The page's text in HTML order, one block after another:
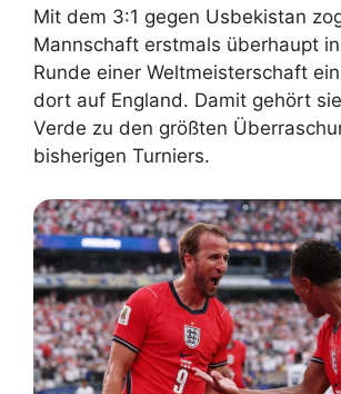
Mit dem 3:1 gegen Usbekistan
Mannschaft erstmals überhaupt
Runde einer Weltmeisterschaft
dort auf England. Damit gehört
Verde zu den größten
bisherigen Turniers.